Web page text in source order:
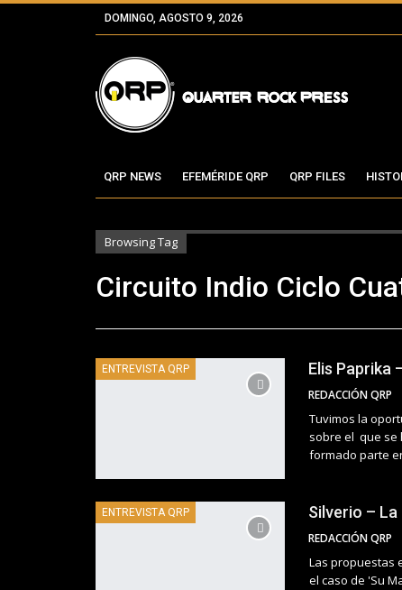
DOMINGO, AGOSTO 9, 2026
QRP NEWS EFEMÉRIDE QRP QRP FILES
Browsing Tag
Circuito Indio Ciclo
ENTREVISTA QRP Elis Paprika
REDACCIÓN QRP
Tuvimos la
sobre el que se
formado parte
ENTREVISTA QRP Silverio – La
REDACCIÓN QRP
Las propuestas
el caso de 'Su